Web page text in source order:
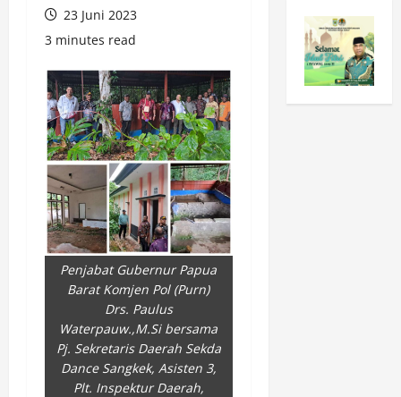
23 Juni 2023
3 minutes read
Penjabat Gubernur Papua
Barat Komjen Pol (Purn)
Drs. Paulus
Waterpauw.,M.Si bersama
Pj. Sekretaris Daerah Sekda
Dance Sangkek, Asisten 3,
Plt. Inspektur Daerah,